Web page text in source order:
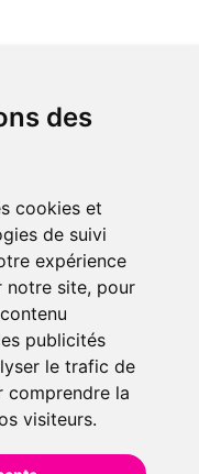
des
cookies et
de suivi
expérience
notre site, pour
publicités
le trafic de
comprendre la
visiteurs.
commande à Amiens
recevez-là rapidement
vous souhaitent de
beauté et